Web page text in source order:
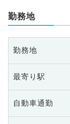
勤務地
勤務地
最寄り駅
自動車通勤